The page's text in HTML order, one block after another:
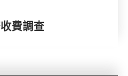
費調查